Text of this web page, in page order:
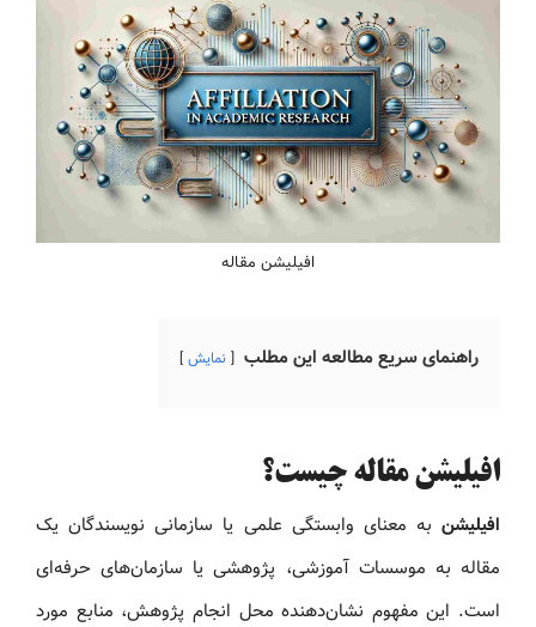
افیلیشن مقاله
راهنمای سریع مطالعه این مطلب نمایش
افیلیشن مقاله چیست؟
افیلیشن به معنای وابستگی علمی یا سازمانی نویسندگان یک
مقاله به موسسات آموزشی، پژوهشی یا سازمان‌های حرفه‌ای
است. این مفهوم نشان‌دهنده محل انجام پژوهش، منابع مورد